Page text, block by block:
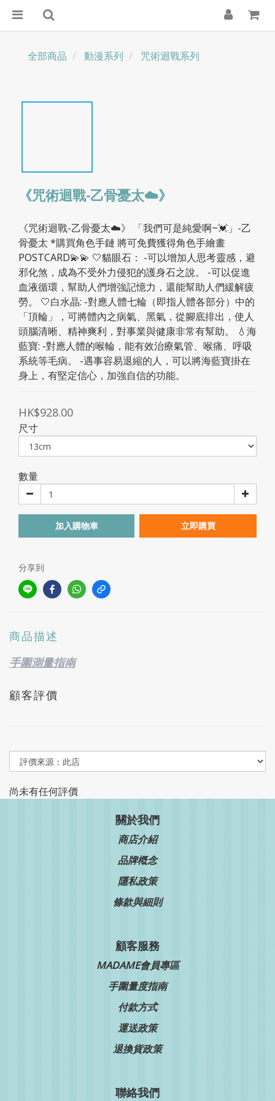
全部商品 動漫系列 咒術迴戰系列
《咒術迴戰-乙骨憂太☁️》
《咒術迴戰-乙骨憂太☁️》 「我們可是純愛啊~💓」-乙
骨憂太 *購買角色手鏈 將可免費獲得角色手繪畫
POSTCARD💫💫 🤍貓眼石： -可以增加人思考靈感，避
邪化煞，成為不受外力侵犯的護身石之說。 -可以促進
血液循環，幫助人們增強記憶力，還能幫助人們緩解疲
勞。 🤍白水晶: -對應人體七輪（即指人體各部分）中的
「頂輪」，可將體內之病氣、黑氣，從腳底排出，使人
頭腦清晰、精神爽利，對事業與健康非常有幫助。 💧海
藍寶: -對應人體的喉輪，能有效治療氣管、喉痛、呼吸
系統等毛病。 -遇事容易退縮的人，可以將海藍寶掛在
身上，有堅定信心，加強自信的功能。
HK$928.00
尺寸
數量
加入購物車 立即購買
分享到
商品描述
手圍測量指南
顧客評價
尚未有任何評價
關於我們
商店介紹
品牌槪念
隱私政策
條款與細則
顧客服務
MADAME會員專區
手圍量度指南
付款方式
運送政策
退換貨政策
聯絡我們